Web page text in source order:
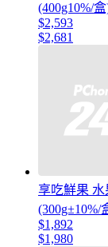
(400g10%/
$2,593
$2,681
享吃鮮果 水
(300g±10%/
$1,892
$1,980